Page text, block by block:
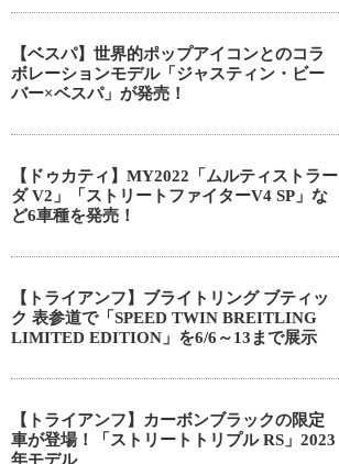
【ベスパ】世界的ポップアイコンとのコラ
ボレーションモデル「ジャスティン・ビー
バー×ベスパ」が発売！
【ドゥカティ】MY2022「ムルティストラー
ダ V2」「ストリートファイターV4 SP」な
ど6車種を発売！
【トライアンフ】ブライトリング ブティッ
ク 表参道で「SPEED TWIN BREITLING
LIMITED EDITION」を6/6～13まで展示
【トライアンフ】カーボンブラックの限定
車が登場！「ストリートトリプル RS」2023
年モデル